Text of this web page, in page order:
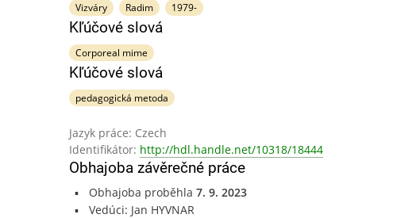
Vizváry Radim 1979-
Kľúčové slová
Corporeal mime
Kľúčové slová
pedagogická metoda
Jazyk práce: Czech
Identifikátor: http://hdl.handle.net/10318/18444
Obhajoba závěrečné práce
Obhajoba proběhla 7. 9. 2023
Vedúci: Jan HYVNAR